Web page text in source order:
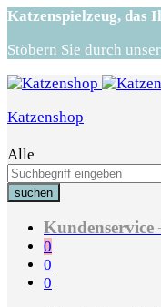
Katzenspielzeug, das
Stöbern Sie durch
Katzenshop
Alle
suchen
Kundenservice
0
0
0